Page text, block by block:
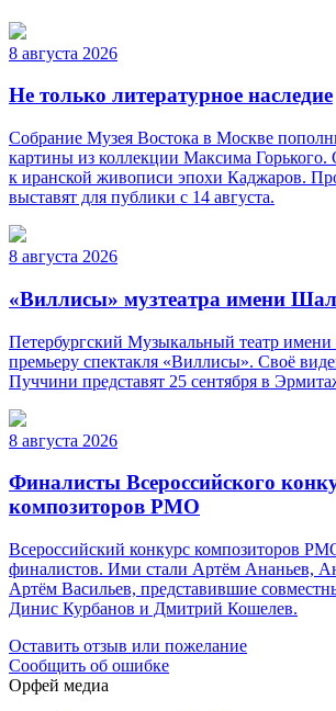
8 августа 2026
Не только литературное наследие
Собрание Музея Востока в Москве
картины из коллекции Максима Горького.
к иранской живописи эпохи Каджаров.
выставят для публики с 14 августа.
8 августа 2026
«Виллисы» музтеатра имени
Петербургский Музыкальный театр
премьеру спектакля «Виллисы». Своё
Пуччини представят 25 сентября в
8 августа 2026
Финалисты Всероссийского
композиторов РМО
Всероссийский конкурс композиторов
финалистов. Ими стали Артём Ананьев,
Артём Васильев, представившие
Динис Курбанов и Дмитрий Кошелев.
Оставить отзыв или пожелание
Сообщить об ошибке
Орфей медиа